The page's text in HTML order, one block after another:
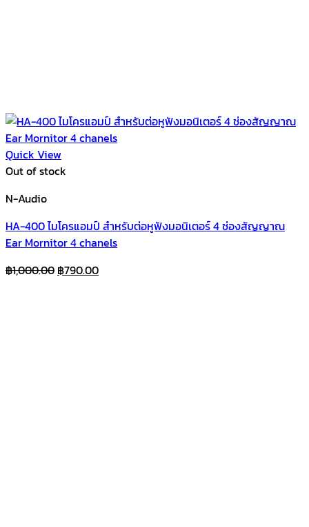
Quick View
Out of stock
N-Audio
HA-400 ไมโครแอมป์ สำหรับต่อหูฟังมอนิเตอร์ 4 ช่องสัญญาณ
Ear Mornitor 4 chanels
฿1,000.00 Original
฿790.00Current